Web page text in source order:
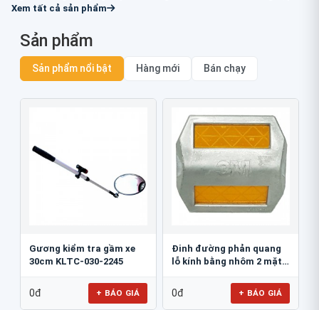
Xem tất cả sản phẩm
Sản phẩm
Sản phẩm nổi bật Hàng mới Bán chạy
Gương kiểm tra gầm xe
30cm KLTC-030-2245
0đ + BÁO GIÁ
Đinh đường phản quang
lỗ kính bằng nhôm 2 mặt
0đ + BÁO GIÁ